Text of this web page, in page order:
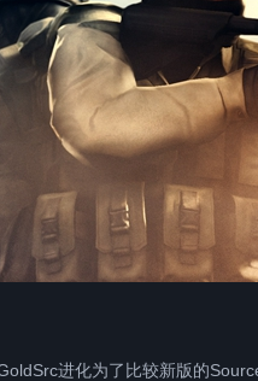
进化为了比较新版的